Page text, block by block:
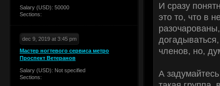
Salary (USD): 50000
Sections:
dec 9, 2019 at 3:45 pm
Мастер ногтевого сервиса метро
Проспект Ветеранов
Salary (USD): Not specified
Sections:
И сразу
это то, что в
членов, но,
А